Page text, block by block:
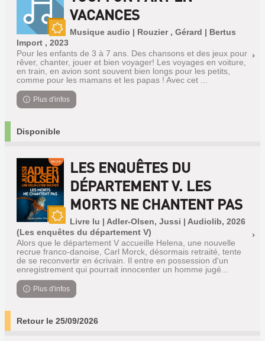
Nouveauté
VACANCES
Musique audio | Rouzier , Gérard | Bertus
Import , 2023
Pour les enfants de 3 à 7 ans. Des chansons et des jeux pour
rêver, chanter, jouer et bien voyager! Les voyages en voiture,
en train, en avion sont souvent bien longs pour les petits,
comme pour les mamans et les papas ! Avec cet ...
Plus d'infos
Disponible
Nouveauté
LES ENQUÊTES DU
DÉPARTEMENT V. LES
MORTS NE CHANTENT PAS
Livre lu | Adler-Olsen, Jussi | Audiolib, 2026
(Les enquêtes du département V)
Alors que le département V accueille Helena, une nouvelle
recrue franco-danoise, Carl Morck, désormais retraité, tente
de se reconvertir en écrivain. Il entre en possession d'un
enregistrement qui pourrait innocenter un homme jugé...
Plus d'infos
Retour le 25/09/2026